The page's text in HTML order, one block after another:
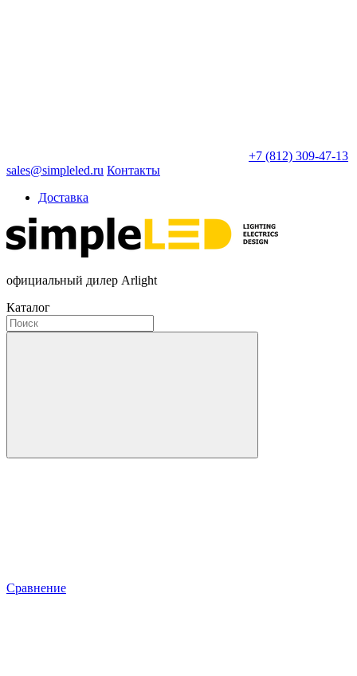
+7 (812) 309-47-13
sales@simpleled.ru Контакты
Доставка
официальный дилер Arlight
Каталог
Сравнение